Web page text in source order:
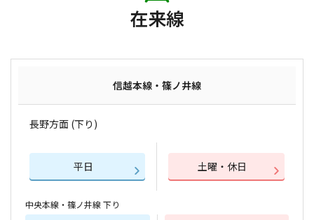
在来線
信越本線・篠ノ井線
長野方面 (下り)
平日 土曜・休日
中央本線・篠ノ井線 下り